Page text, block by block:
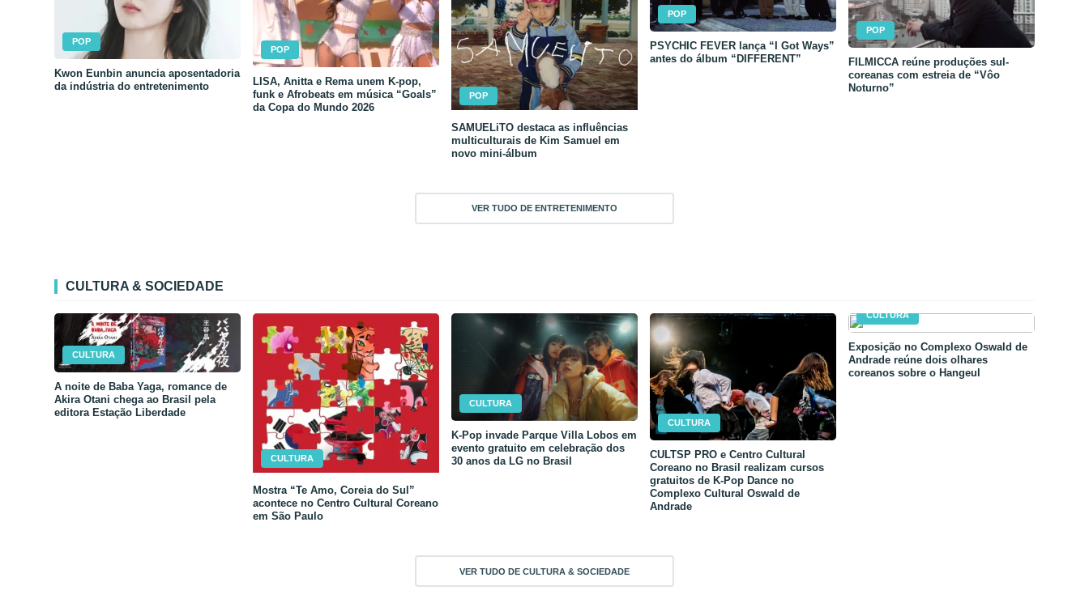
POP
Kwon Eunbin anuncia aposentadoria
da indústria do entretenimento
POP
LISA, Anitta e Rema unem K-pop,
funk e Afrobeats em música “Goals”
da Copa do Mundo 2026
POP
SAMUELiTO destaca as influências
multiculturais de Kim Samuel em
novo mini-álbum
POP
PSYCHIC FEVER lança “I Got Ways”
antes do álbum “DIFFERENT”
POP
FILMICCA reúne produções sul-
coreanas com estreia de “Vôo
Noturno”
VER TUDO DE ENTRETENIMENTO
CULTURA & SOCIEDADE
CULTURA
A noite de Baba Yaga, romance de
Akira Otani chega ao Brasil pela
editora Estação Liberdade
CULTURA
Mostra “Te Amo, Coreia do Sul”
acontece no Centro Cultural Coreano
em São Paulo
CULTURA
K-Pop invade Parque Villa Lobos em
evento gratuito em celebração dos
30 anos da LG no Brasil
CULTURA
CULTSP PRO e Centro Cultural
Coreano no Brasil realizam cursos
gratuitos de K-Pop Dance no
Complexo Cultural Oswald de
Andrade
CULTURA
Exposição no Complexo Oswald de
Andrade reúne dois olhares
coreanos sobre o Hangeul
VER TUDO DE CULTURA & SOCIEDADE